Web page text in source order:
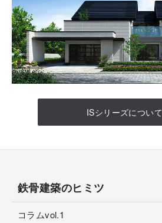
ISシリーズについて
鉄骨建築のヒミツ
コラムvol.1